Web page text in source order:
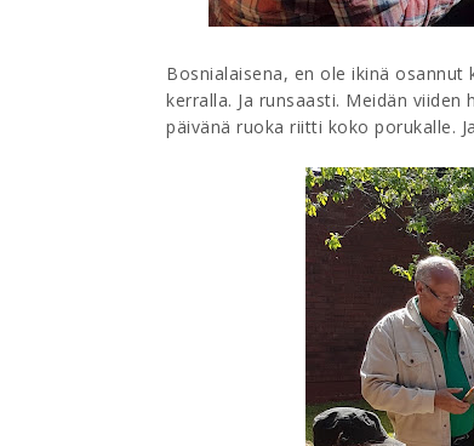
Bosnialaisena, en ole ikinä
kerralla. Ja runsaasti. Meidän
päivänä ruoka riitti koko porukalle.